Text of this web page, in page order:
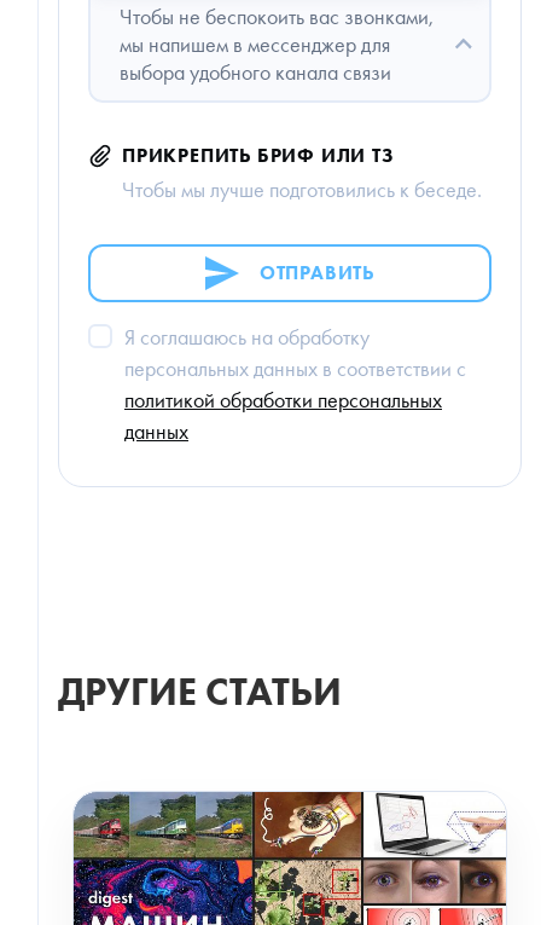
Чтобы не беспокоить вас звонками,
мы напишем в мессенджер для
выбора удобного канала связи
ПРИКРЕПИТЬ БРИФ ИЛИ ТЗ
Чтобы мы лучше подготовились к беседе.
ОТПРАВИТЬ
Я соглашаюсь на обработку
персональных данных в соответствии с
политикой обработки персональных
данных
ДРУГИЕ СТАТЬИ